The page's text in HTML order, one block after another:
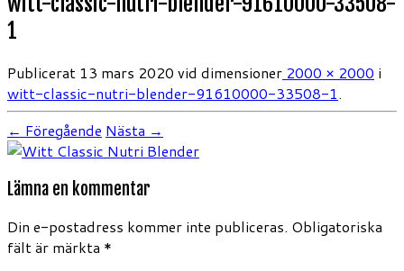
1
Publicerat 13 mars 2020 vid dimensioner 2000 × 2000 i
witt-classic-nutri-blender-91610000-33508-1.
← Föregående Nästa →
Lämna en kommentar
Din e-postadress kommer inte publiceras. Obligatoriska
fält är märkta *